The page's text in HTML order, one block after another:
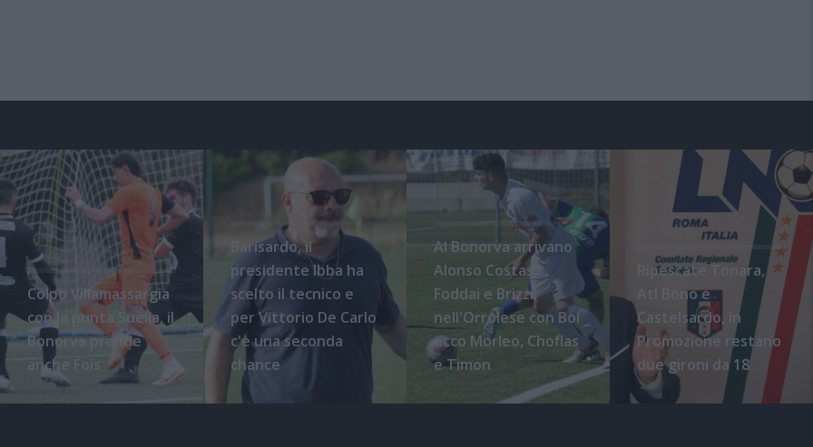
Colpo Villamassargia
con la punta Suella, il
Bonorva prende
anche Fois
Barisardo, il
presidente Ibba ha
scelto il tecnico e
per Vittorio De Carlo
c'è una seconda
chance
Al Bonorva arrivano
Alonso Costas,
Foddai e Brizzi,
nell'Orrolese con Boi
ecco Morleo, Choflas
e Timon
Ripescate Tonara,
Atl Bono e
Castelsardo, in
Promozione restano
due gironi da 18